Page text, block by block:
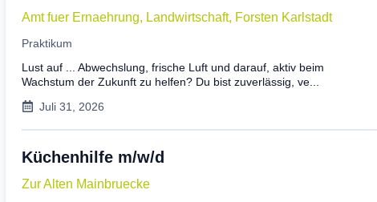
Amt fuer Ernaehrung, Landwirtschaft, Forsten Karlstadt
Praktikum
Lust auf ... Abwechslung, frische Luft und darauf, aktiv beim
Wachstum der Zukunft zu helfen? Du bist zuverlässig, ve...
Juli 31, 2026
Küchenhilfe m/w/d
Zur Alten Mainbruecke